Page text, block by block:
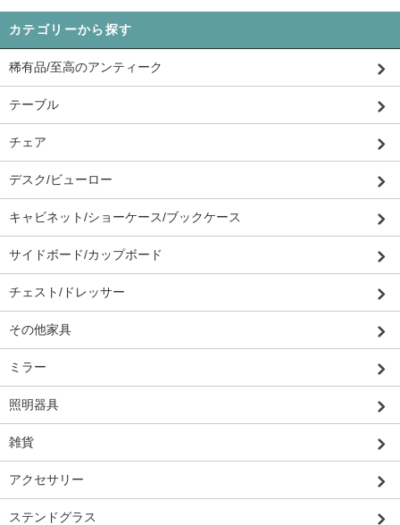
カテゴリーから探す
稀有品/至高のアンティーク
テーブル
チェア
デスク/ビューロー
キャビネット/ショーケース/ブックケース
サイドボード/カップボード
チェスト/ドレッサー
その他家具
ミラー
照明器具
雑貨
アクセサリー
ステンドグラス